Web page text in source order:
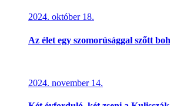
2024. október 18.
Az élet egy szomorúsággal szőtt
2024. november 14.